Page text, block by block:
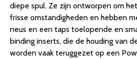
diepe spul. Ze zijn ontworpen om
frisse omstandigheden en hebben
neus en een taps toelopende en
binding inserts, die de houding van
worden vaak teruggezet op een